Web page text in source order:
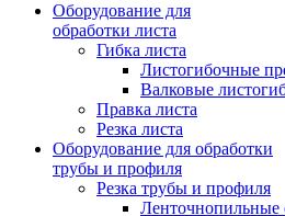
Оборудование для
обработки листа
Гибка листа
Листогибочные
Валковые
Правка листа
Резка листа
Оборудование для обработки
трубы и профиля
Резка трубы и профиля
Ленточнопильные